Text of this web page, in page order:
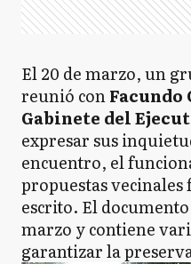
El 20 de marzo, un
reunió con
Gabinete del
expresar sus
encuentro, el
propuestas
escrito. El
marzo y contiene
garantizar la